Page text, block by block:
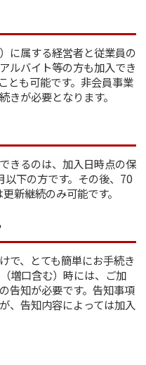
に属する経営者と従業員の
ルバイト等の方も加入でき
とも可能です。非会員事業
きが必要となります。
きるのは、加入日時点の保
下の方です。その後、70
新継続のみ可能です。
で、とても簡単にお手続き
増口含む）時には、ご加
告知が必要です。告知事項
、告知内容によっては加入